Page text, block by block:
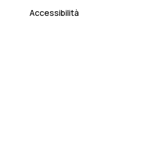
Accessibilità